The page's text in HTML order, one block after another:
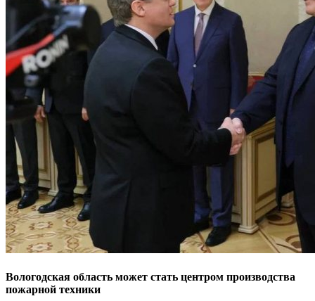
Вологодская область может стать центром производства
пожарной техники